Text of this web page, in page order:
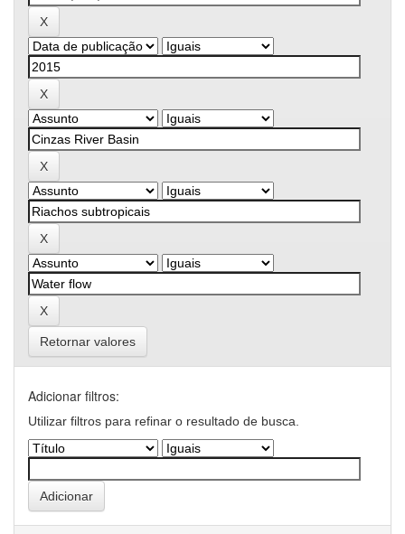
Retornar valores
Adicionar filtros:
Utilizar filtros para refinar o resultado de busca.